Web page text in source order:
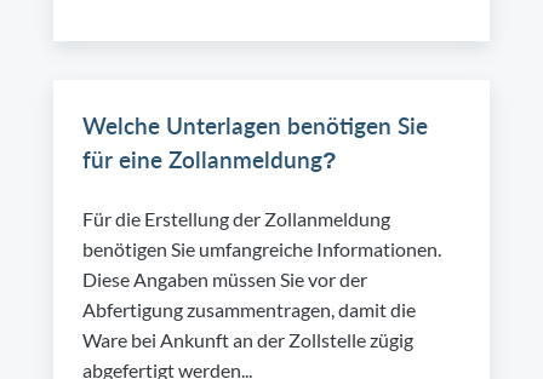
Welche Unterlagen benötigen Sie
für eine Zollanmeldung?
Für die Erstellung der Zollanmeldung
benötigen Sie umfangreiche Informationen.
Diese Angaben müssen Sie vor der
Abfertigung zusammentragen, damit die
Ware bei Ankunft an der Zollstelle zügig
abgefertigt werden...